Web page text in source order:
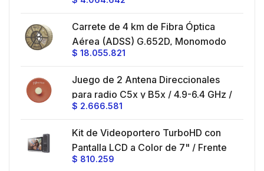
45 ° y 90 ° / Conector N-Hembra /
Carrete de 4 km de Fibra Óptica
Aérea (ADSS) G.652D, Monomodo
de 24 Hilos, Exterior, Span 200,
$ 18.055.821
Juego de 2 Antena Direccionales
para radio C5x y B5x / 4.9-6.4 GHz /
Ganancia 27 dBi / Montaje incluido.
$ 2.666.581
Kit de Videoportero TurboHD con
Pantalla LCD a Color de 7" / Frente
de Calle para Exterior de
$ 810.259